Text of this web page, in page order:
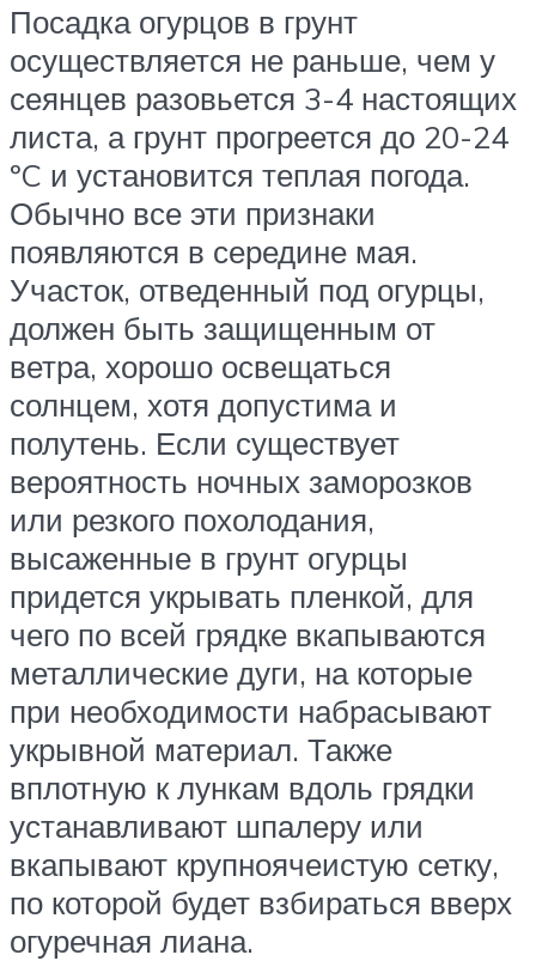
Посадка огурцов в грунт
осуществляется не раньше, чем у
сеянцев разовьется 3-4 настоящих
листа, а грунт прогреется до 20-24
ºC и установится теплая погода.
Обычно все эти признаки
появляются в середине мая.
Участок, отведенный под огурцы,
должен быть защищенным от
ветра, хорошо освещаться
солнцем, хотя допустима и
полутень. Если существует
вероятность ночных заморозков
или резкого похолодания,
высаженные в грунт огурцы
придется укрывать пленкой, для
чего по всей грядке вкапываются
металлические дуги, на которые
при необходимости набрасывают
укрывной материал. Также
вплотную к лункам вдоль грядки
устанавливают шпалеру или
вкапывают крупноячеистую сетку,
по которой будет взбираться вверх
огуречная лиана.